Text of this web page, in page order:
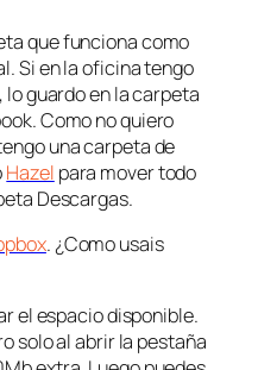
que funciona como
Si en la oficina tengo
lo guardo en la carpeta
Como no quiero
una carpeta de
Hazel para mover todo
Descargas.
. ¿Como usais
el espacio disponible.
solo al abrir la pestaña